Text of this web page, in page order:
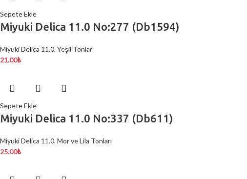
Sepete Ekle
Miyuki Delica 11.0 No:277 (Db1594)
Miyuki Delica 11.0, Yeşil Tonlar
21.00₺
Sepete Ekle
Miyuki Delica 11.0 No:337 (Db611)
Miyuki Delica 11.0, Mor ve Lila Tonları
25.00₺